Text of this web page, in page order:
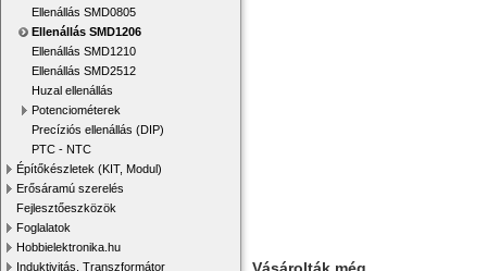
Ellenállás SMD0805
Ellenállás SMD1206
Ellenállás SMD1210
Ellenállás SMD2512
Huzal ellenállás
Potenciométerek
Precíziós ellenállás (DIP)
PTC - NTC
Építőkészletek (KIT, Modul)
Erősáramú szerelés
Fejlesztőeszközök
Foglalatok
Hobbielektronika.hu
Induktivitás, Transzformátor
Vásárolták még